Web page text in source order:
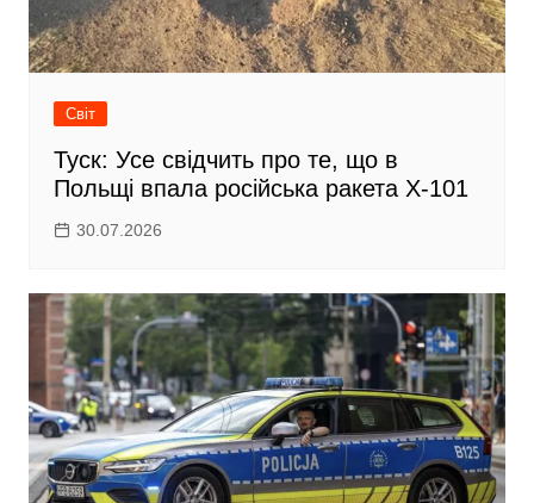
Світ
Туск: Усе свідчить про те, що в
Польщі впала російська ракета Х-101
30.07.2026